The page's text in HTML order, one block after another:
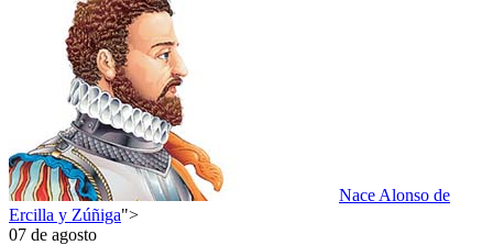
Nace Alonso de
Ercilla y Zúñiga">
07 de agosto